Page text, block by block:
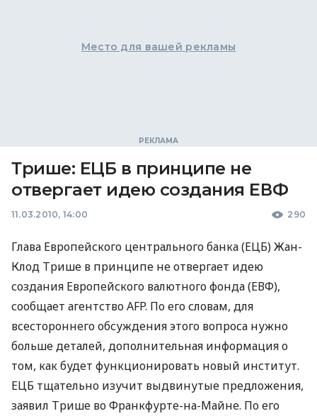
Место для вашей рекламы
Трише: ЕЦБ в принципе не
отвергает идею создания ЕВФ
11.03.2010, 14:00 290
Глава Европейского центрального банка (ЕЦБ) Жан-
Клод Трише в принципе не отвергает идею
создания Европейского валютного фонда (ЕВФ),
сообщает агентство AFP. По его словам, для
всестороннего обсуждения этого вопроса нужно
больше деталей, дополнительная информация о
том, как будет функционировать новый институт.
ЕЦБ тщательно изучит выдвинутые предложения,
заявил Трише во Франкфурте-на-Майне. По его